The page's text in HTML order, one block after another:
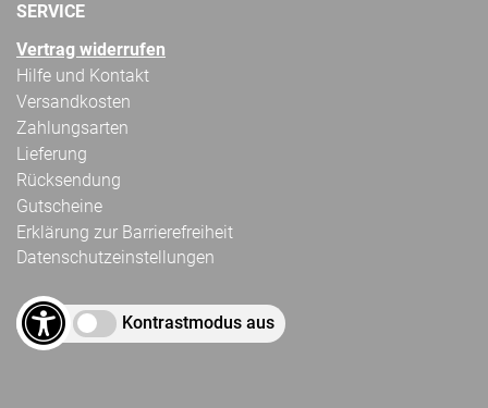
SERVICE
Vertrag widerrufen
Hilfe und Kontakt
Versandkosten
Zahlungsarten
Lieferung
Rücksendung
Gutscheine
Erklärung zur Barrierefreiheit
Datenschutzeinstellungen
Kontrastmodus aus